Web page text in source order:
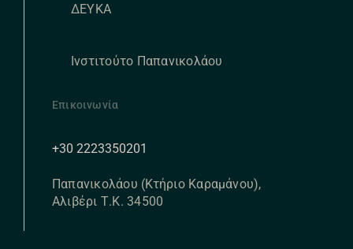
ΔΕΥΚΑ
Ινστιτούτο Παπανικολάου
Επικοινωνία
+30 2223350201
Παπανικολάου (Κτήριο Καραμάνου),
Αλιβέρι Τ.Κ. 34500